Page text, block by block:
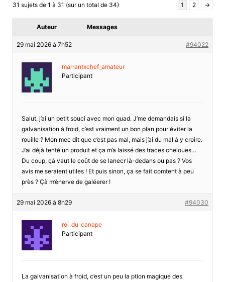
31 sujets de 1 à 31 (sur un total de 34) 1 2 →
Auteur Messages
29 mai 2026 à 7h52 #94022
marrantxchef_amateur
Participant
Salut, j’ai un petit souci avec mon quad. J’me demandais si la
galvanisation à froid, c’est vraiment un bon plan pour éviter la
rouille ? Mon mec dit que c’est pas mal, mais j’ai du mal à y croire.
J’ai déjà tenté un produit et ça m’a laissé des traces cheloues…
Du coup, çà vaut le coût de se lanecr là-dedans ou pas ? Vos
avis me seraient utiles ! Et puis sinon, ça se fait comtent à peu
près ? Çà m’énerve de galéerer !
29 mai 2026 à 8h29 #94030
roi_du_canape
Participant
La galvanisation à froid, c’est un peu la ption magique des